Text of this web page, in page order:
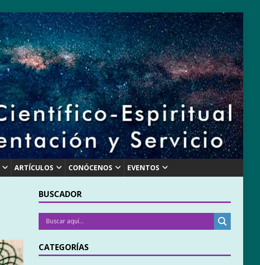
ARTÍCULOS CONÓCENOS EVENTOS
BUSCADOR
CATEGORÍAS